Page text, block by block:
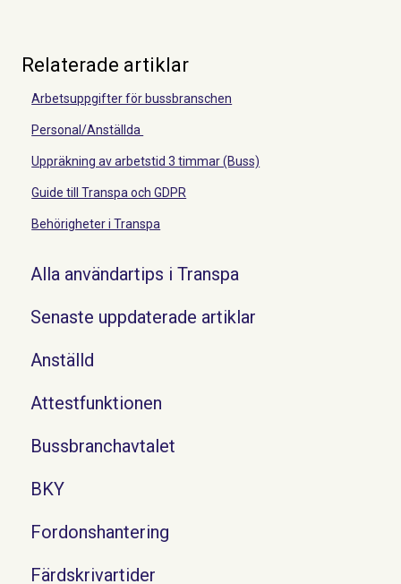
Relaterade artiklar
Arbetsuppgifter för bussbranschen
Personal/Anställda
Uppräkning av arbetstid 3 timmar (Buss)
Guide till Transpa och GDPR
Behörigheter i Transpa
Alla användartips i Transpa
Senaste uppdaterade artiklar
Anställd
Attestfunktionen
Bussbranchavtalet
BKY
Fordonshantering
Färdskrivartider